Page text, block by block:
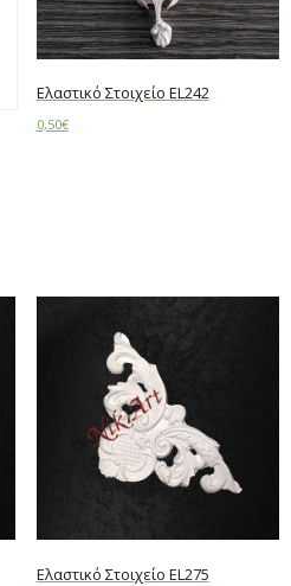
Ελαστικό Στοιχείο EL242
0,50€
Ελαστικό Στοιχείο EL275